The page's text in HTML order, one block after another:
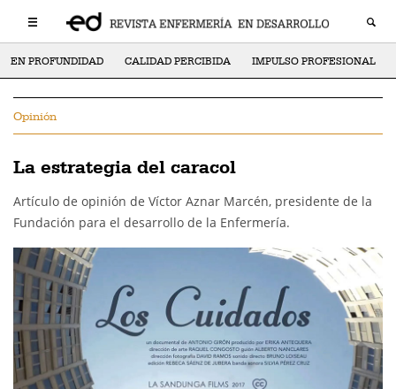
EN PROFUNDIDAD CALIDAD PERCIBIDA IMPULSO PROFESIONAL
Opinión
La estrategia del caracol
Artículo de opinión de Víctor Aznar Marcén, presidente de la
Fundación para el desarrollo de la Enfermería.